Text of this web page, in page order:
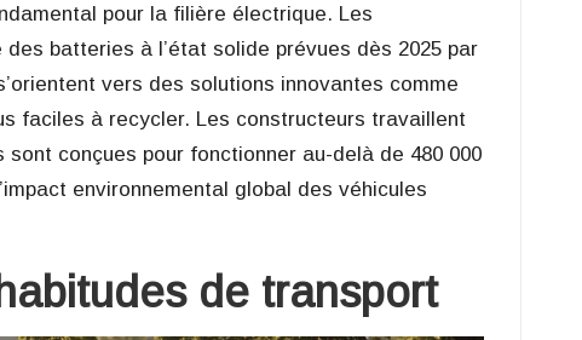
pour la filière électrique. Les
batteries à l’état solide prévues dès 2025 par
vers des solutions innovantes comme
faciles à recycler. Les constructeurs travaillent
conçues pour fonctionner au-delà de 480 000
environnemental global des véhicules
de transport